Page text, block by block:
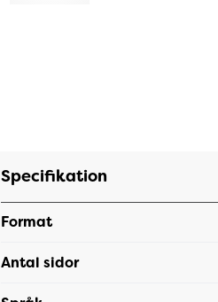
Specifikation
Format
Antal sidor